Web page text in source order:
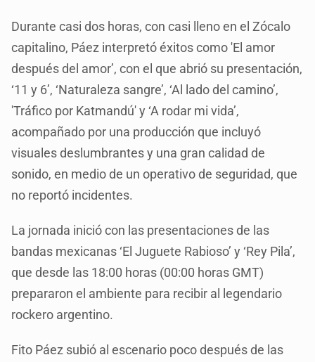
Durante casi dos horas, con casi lleno en el Zócalo
capitalino, Páez interpretó éxitos como 'El amor
después del amor’, con el que abrió su presentación,
‘11 y 6’, ‘Naturaleza sangre’, ‘Al lado del camino’,
'Tráfico por Katmandú' y ‘A rodar mi vida’,
acompañado por una producción que incluyó
visuales deslumbrantes y una gran calidad de
sonido, en medio de un operativo de seguridad, que
no reportó incidentes.
La jornada inició con las presentaciones de las
bandas mexicanas ‘El Juguete Rabioso’ y ‘Rey Pila’,
que desde las 18:00 horas (00:00 horas GMT)
prepararon el ambiente para recibir al legendario
rockero argentino.
Fito Páez subió al escenario poco después de las